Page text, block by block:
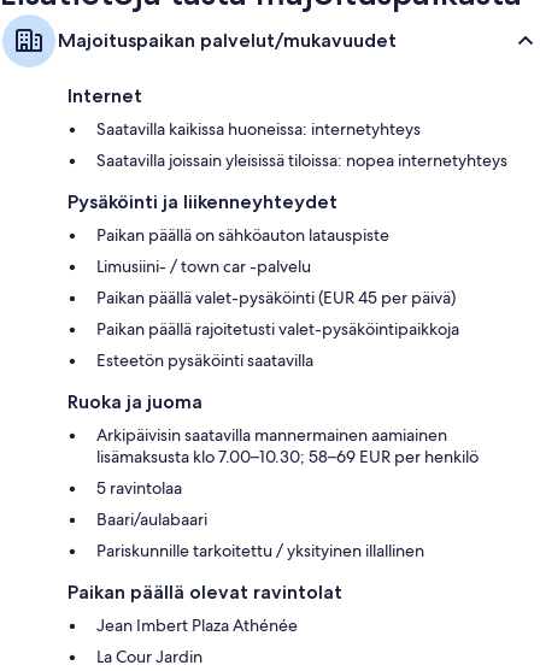
Majoituspaikan palvelut/mukavuudet
Internet
Saatavilla kaikissa huoneissa: internetyhteys
Saatavilla joissain yleisissä tiloissa: nopea internetyhteys
Pysäköinti ja liikenneyhteydet
Paikan päällä on sähköauton latauspiste
Limusiini- / town car -palvelu
Paikan päällä valet-pysäköinti (EUR 45 per päivä)
Paikan päällä rajoitetusti valet-pysäköintipaikkoja
Esteetön pysäköinti saatavilla
Ruoka ja juoma
Arkipäivisin saatavilla mannermainen aamiainen
lisämaksusta klo 7.00–10.30; 58–69 EUR per henkilö
5 ravintolaa
Baari/aulabaari
Pariskunnille tarkoitettu / yksityinen illallinen
Paikan päällä olevat ravintolat
Jean Imbert Plaza Athénée
La Cour Jardin